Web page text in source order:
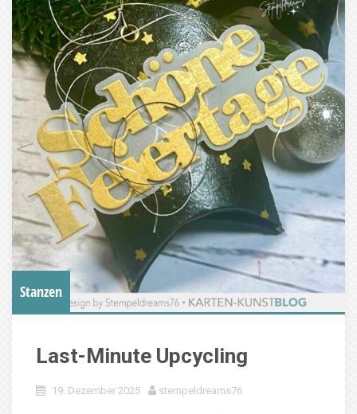
Stanzen
Last-Minute Upcycling
19. Dezember 2025 stempeldreams76